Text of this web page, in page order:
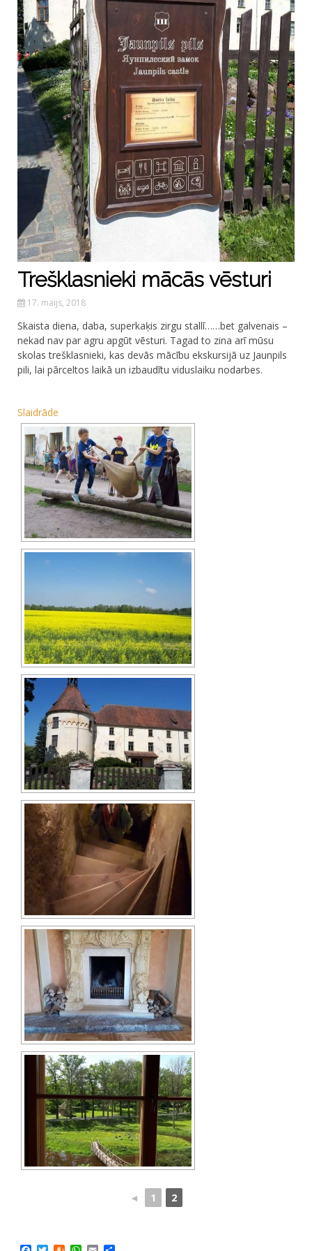
Trešklasnieki mācās vēsturi
17. maijs, 2018
Skaista diena, daba, superkaķis zirgu stallī……bet galvenais –
nekad nav par agru apgūt vēsturi. Tagad to zina arī mūsu
skolas trešklasnieki, kas devās mācību ekskursijā uz Jaunpils
pili, lai pārceltos laikā un izbaudītu viduslaiku nodarbes.
Slaidrāde
◄ 1 2